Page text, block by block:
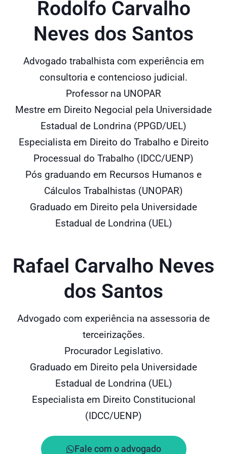
Rodolfo Carvalho
Neves dos Santos
Advogado trabalhista com experiência em
consultoria e contencioso judicial.
Professor na UNOPAR
Mestre em Direito Negocial pela Universidade
Estadual de Londrina (PPGD/UEL)
Especialista em Direito do Trabalho e Direito
Processual do Trabalho (IDCC/UENP)
Pós graduando em Recursos Humanos e
Cálculos Trabalhistas (UNOPAR)
Graduado em Direito pela Universidade
Estadual de Londrina (UEL)
Rafael Carvalho Neves
dos Santos
Advogado com experiência na assessoria de
terceirizações.
Procurador Legislativo.
Graduado em Direito pela Universidade
Estadual de Londrina (UEL)
Especialista em Direito Constitucional
(IDCC/UENP)
Fale com o advogado